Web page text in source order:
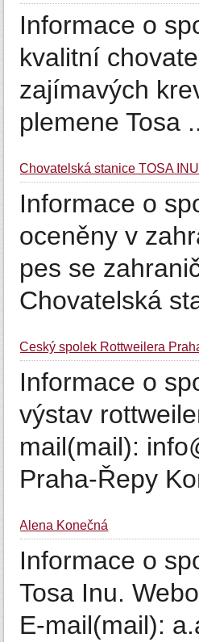
Informace o
kvalitní
zajímavých
plemene Tosa
Chovatelská stanice TOSA
Informace o
oceněny v
pes se
Chovatelská
Český spolek Rottweilera
Informace o
výstav
mail(mail):
Praha-Řepy
Alena Konečná
Informace o
Tosa Inu.
E-mail(mail):